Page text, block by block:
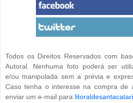
Todos os Direitos Reservados com
Autoral. Nenhuma foto poderá ser
e/ou manipulada sem a prévia e
Caso tenha o interesse na compra de
enviar um e-mail para